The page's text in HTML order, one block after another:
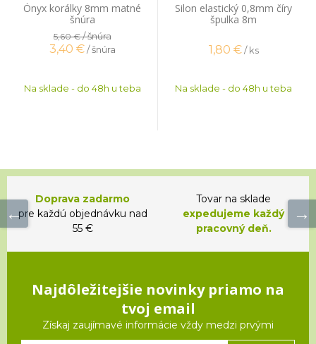
Ónyx korálky 8mm matné
šnúra
5,60 €/ šnúra
3,40 € / šnúra
Na sklade - do 48h u teba
Silon elastický 0,8mm číry
špulka 8m
1,80 € / ks
Na sklade - do 48h u teba
Doprava zadarmo
pre každú objednávku nad
55 €
Tovar na sklade
expedujeme každý
pracovný deň.
Najdôležitejšie novinky priamo na
tvoj email
Získaj zaujímavé informácie vždy medzi prvými